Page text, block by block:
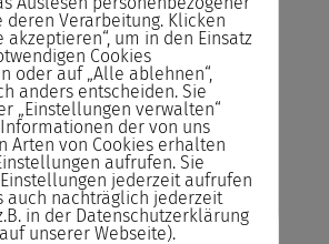
das Seminar erst ein Tag vor
NRW, Bildungsprämie
deren Verarbeitung. Klicken
akzeptieren“, um in den Einsatz
Cookies
oder auf „Alle ablehnen“,
anders entscheiden. Sie
„Einstellungen verwalten“
der von uns
Arten von Cookies erhalten
aufrufen. Sie
jederzeit aufrufen
auch nachträglich jederzeit
in der Datenschutzerklärung
unserer Webseite).